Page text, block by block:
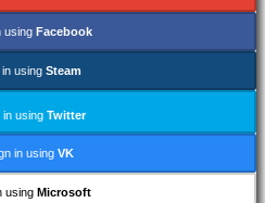
using Facebook
in using Steam
in using Twitter
in using VK
using Microsoft